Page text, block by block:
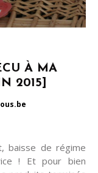
À MA
2015]
baisse de régime
! Et pour bien